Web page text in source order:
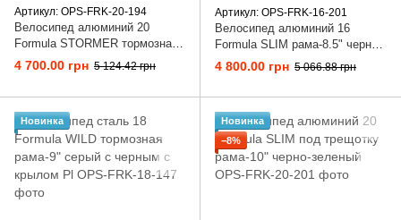
Артикул: OPS-FRK-20-194
Велосипед алюминий 20
Formula STORMER тормозная
рама-10" красный с черным и
белым с корзиной Pl с крылом
4 700.00 грн 5 124.42 грн
Артикул: OPS-FRK-16-201
Велосипед алюминий 16
Formula SLIM рама-8.5" черно-
зеленый
4 800.00 грн 5 066.88 грн
Новинка
Новинка
−8%